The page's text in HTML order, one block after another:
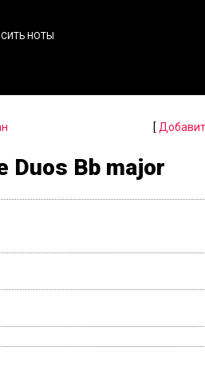
НОТЫ
[
Duos Bb major